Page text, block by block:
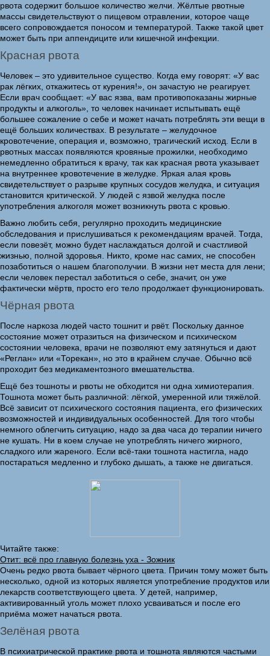
рвота содержит большое количество желчи. Жёлтые рвотные
массы свидетельствуют о пищевом отравлении, которое чаще
всего сопровождается поносом и температурой. Также такой цвет
может быть при аппендиците или кишечной инфекции.
Красная рвота
Человек – это удивительное существо. Когда ему говорят: «У вас
рак лёгких, откажитесь от курения!», он зачастую не реагирует.
Если врач сообщает: «У вас язва, вам противопоказаны жирные
продукты и алкоголь», то человек начинает испытывать ещё
большее сожаление о себе и может начать потреблять эти вещи в
ещё больших количествах. В результате – желудочное
кровотечение, операция и, возможно, трагический исход. Если в
рвотных массах появляются кровяные прожилки, необходимо
немедленно обратиться к врачу, так как красная рвота указывает
на внутреннее кровотечение в желудке. Яркая алая кровь
свидетельствует о разрыве крупных сосудов желудка, и ситуация
становится критической. У людей с язвой желудка после
употребления алкоголя может возникнуть рвота с кровью.
Важно любить себя, регулярно проходить медицинские
обследования и прислушиваться к рекомендациям врачей. Тогда,
если повезёт, можно будет наслаждаться долгой и счастливой
жизнью, полной здоровья. Никто, кроме нас самих, не способен
позаботиться о нашем благополучии. В жизни нет места для лени;
если человек перестал заботиться о себе, значит, он уже
фактически мёртв, просто его тело продолжает функционировать.
Чёрная рвота
После наркоза людей часто тошнит и рвёт. Поскольку данное
состояние может отразиться на физическом и психическом
состоянии человека, врачи не позволяют ему затянуться и дают
«Реглан» или «Торекан», но это в крайнем случае. Обычно всё
проходит без медикаментозного вмешательства.
Ещё без тошноты и рвоты не обходится ни одна химиотерапия.
Тошнота может быть различной: лёгкой, умеренной или тяжёлой.
Всё зависит от психического состояния пациента, его физических
возможностей и индивидуальных особенностей. Для того чтобы
немного облегчить ситуацию, надо за два часа до терапии ничего
не кушать. Ни в коем случае не употреблять ничего жирного,
сладкого или жареного. Если всё-таки тошнота настигла, надо
постараться медленно и глубоко дышать, а также не двигаться.
Читайте также:
Отит: всё про главную болезнь уха - Зожник
Очень редко рвота бывает чёрного цвета. Причин тому может быть
несколько, одной из которых является употребление продуктов или
лекарств соответствующего цвета. У детей, например,
активированный уголь может плохо усваиваться и после его
приёма может начаться рвота.
Зелёная рвота
В психиатрической практике рвота и тошнота являются частыми